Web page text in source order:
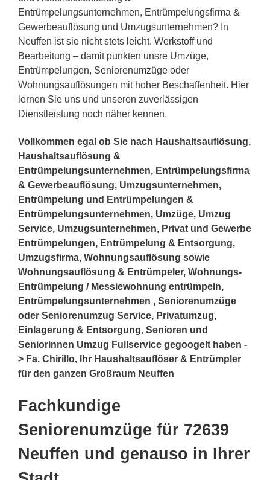
Entrümpelungsunternehmen, Entrümpelungsfirma &
Gewerbeauflösung und Umzugsunternehmen? In
Neuffen ist sie nicht stets leicht. Werkstoff und
Bearbeitung – damit punkten unsre Umzüge,
Entrümpelungen, Seniorenumzüge oder
Wohnungsauflösungen mit hoher Beschaffenheit. Hier
lernen Sie uns und unseren zuverlässigen
Dienstleistung noch näher kennen.
Vollkommen egal ob Sie nach Haushaltsauflösung,
Haushaltsauflösung &
Entrümpelungsunternehmen, Entrümpelungsfirma
& Gewerbeauflösung, Umzugsunternehmen,
Entrümpelung und Entrümpelungen &
Entrümpelungsunternehmen, Umzüge, Umzug
Service, Umzugsunternehmen, Privat und Gewerbe
Entrümpelungen, Entrümpelung & Entsorgung,
Umzugsfirma, Wohnungsauflösung sowie
Wohnungsauflösung & Entrümpeler, Wohnungs-
Entrümpelung / Messiewohnung entrümpeln,
Entrümpelungsunternehmen , Seniorenumzüge
oder Seniorenumzug Service, Privatumzug,
Einlagerung & Entsorgung, Senioren und
Seniorinnen Umzug Fullservice gegoogelt haben -
> Fa. Chirillo, Ihr Haushaltsauflöser & Entrümpler
für den ganzen Großraum Neuffen
Fachkundige
Seniorenumzüge für 72639
Neuffen und genauso in Ihrer